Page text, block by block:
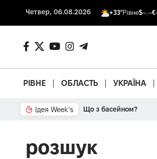
Четвер, 06.08.2026 +33°Рівне$--.--€
РІВНЕ ОБЛАСТЬ УКРАЇНА
Ідея Week's Що з басейном?
розшук